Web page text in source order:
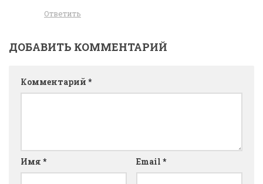
Ответить
ДОБАВИТЬ КОММЕНТАРИЙ
Комментарий *
Имя * Email *